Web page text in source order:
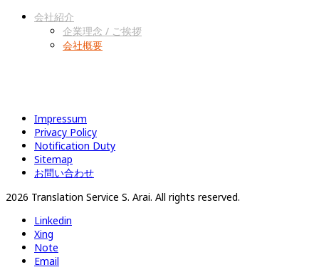
会社紹介
企業理念 / ご挨拶
会社概要
Impressum
Privacy Policy
Notification Duty
Sitemap
お問い合わせ
2026 Translation Service S. Arai. All rights reserved.
Linkedin
Xing
Note
Email